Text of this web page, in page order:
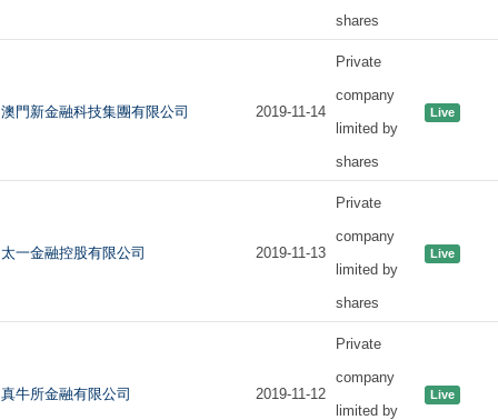
shares
澳門新金融科技集團有限公司 2019-11-14
Private
company
limited by
shares
Live
太一金融控股有限公司 2019-11-13
Private
company
limited by
shares
Live
真牛所金融有限公司 2019-11-12
Private
company
limited by
Live